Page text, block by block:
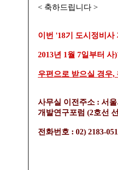
< 축하드립니다 >
이번 '18기 도시정비사
2013년 1월 7일부터
우편으로 받으실 경우,
사무실 이전주소 : 서
개발연구포럼 (2호선
전화번호 : 02) 2183-